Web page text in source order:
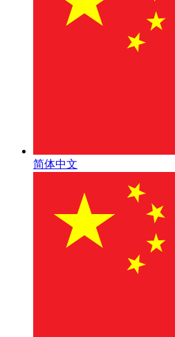
简体中文